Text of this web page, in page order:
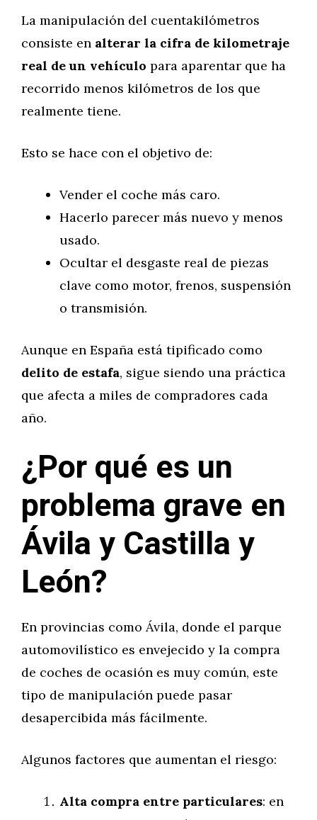
La manipulación del cuentakilómetros
consiste en alterar la cifra de kilometraje
real de un vehículo para aparentar que ha
recorrido menos kilómetros de los que
realmente tiene.
Esto se hace con el objetivo de:
Vender el coche más caro.
Hacerlo parecer más nuevo y menos
usado.
Ocultar el desgaste real de piezas
clave como motor, frenos, suspensión
o transmisión.
Aunque en España está tipificado como
delito de estafa, sigue siendo una práctica
que afecta a miles de compradores cada
año.
¿Por qué es un
problema grave en
Ávila y Castilla y
León?
En provincias como Ávila, donde el parque
automovilístico es envejecido y la compra
de coches de ocasión es muy común, este
tipo de manipulación puede pasar
desapercibida más fácilmente.
Algunos factores que aumentan el riesgo:
Alta compra entre particulares: en